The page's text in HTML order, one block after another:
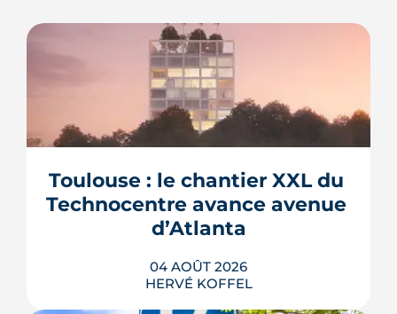
Toulouse : le chantier XXL du
Technocentre avance avenue
d’Atlanta
04 AOÛT 2026
HERVÉ KOFFEL